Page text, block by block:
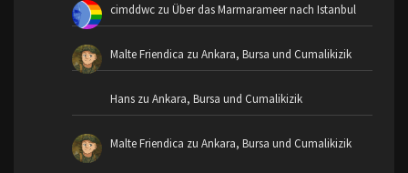
cimddwc zuÜber das Marmarameer nach Istanbul
Malte Friendica zuAnkara, Bursa und Cumalikizik
Hans zuAnkara, Bursa und Cumalikizik
Malte Friendica zuAnkara, Bursa und Cumalikizik